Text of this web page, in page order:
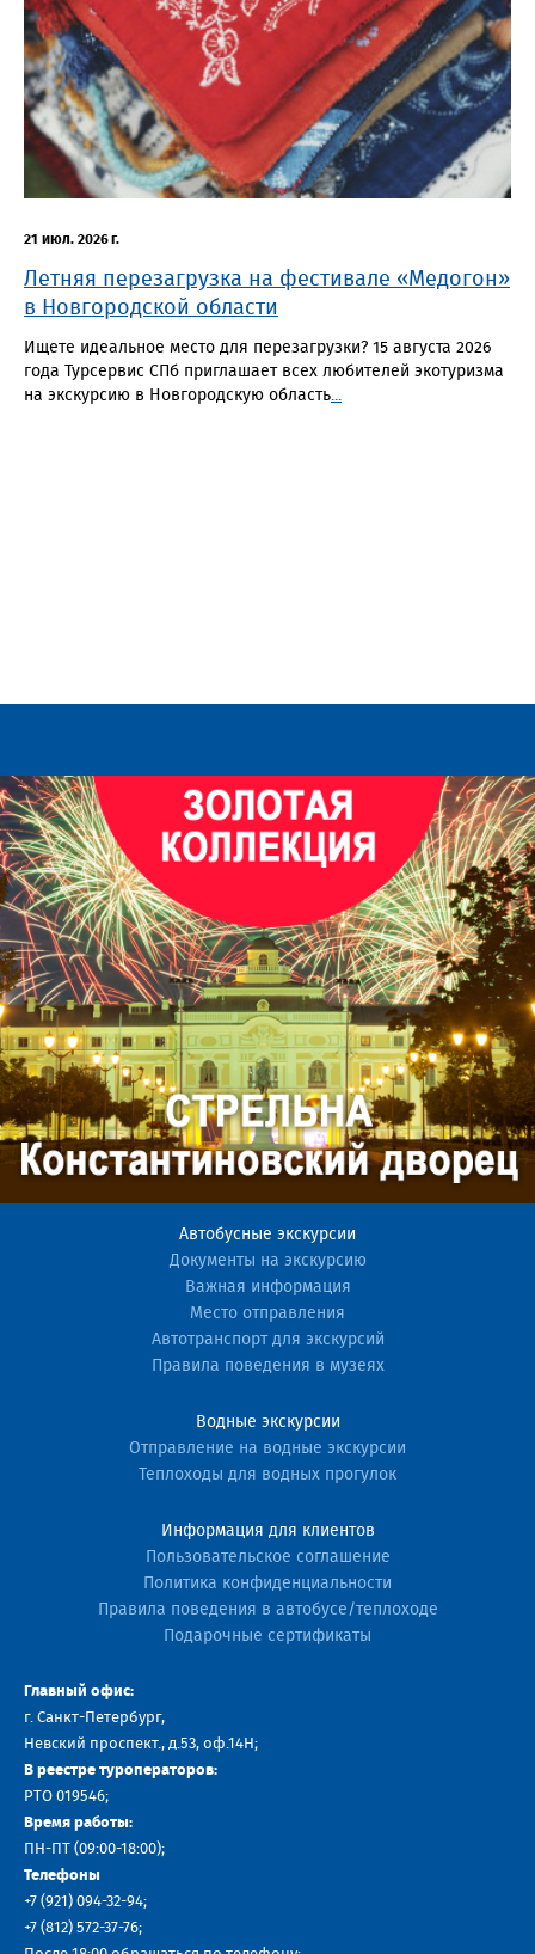
21 июл. 2026 г.
Летняя перезагрузка на фестивале «Медогон»
в Новгородской области
Ищете идеальное место для перезагрузки? 15 августа 2026
года Турсервис СПб приглашает всех любителей экотуризма
на экскурсию в Новгородскую область...
Автобусные экскурсии
Документы на экскурсию
Важная информация
Место отправления
Автотранспорт для экскурсий
Правила поведения в музеях
Водные экскурсии
Отправление на водные экскурсии
Теплоходы для водных прогулок
Информация для клиентов
Пользовательское соглашение
Политика конфиденциальности
Правила поведения в автобусе/теплоходе
Подарочные сертификаты
Главный офис:
г. Санкт-Петербург,
Невский проспект., д.53, оф.14H;
В реестре туроператоров:
РТО 019546;
Время работы:
ПН-ПТ (09:00-18:00);
Телефоны
+7 (921) 094-32-94;
+7 (812) 572-37-76;